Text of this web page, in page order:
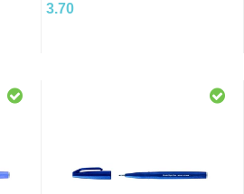
3.70